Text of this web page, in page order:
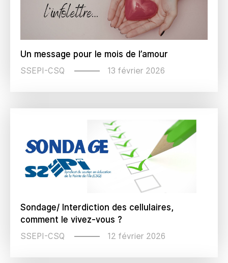
Un message pour le mois de l’amour
SSEPI-CSQ 13 février 2026
Sondage/ Interdiction des cellulaires,
comment le vivez-vous ?
SSEPI-CSQ 12 février 2026